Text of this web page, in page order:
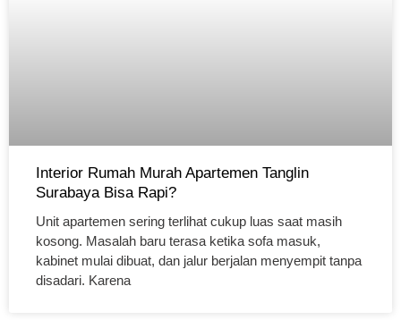
Interior Rumah Murah Apartemen Tanglin
Surabaya Bisa Rapi?
Unit apartemen sering terlihat cukup luas saat masih
kosong. Masalah baru terasa ketika sofa masuk,
kabinet mulai dibuat, dan jalur berjalan menyempit tanpa
disadari. Karena